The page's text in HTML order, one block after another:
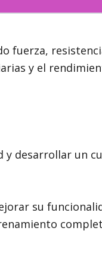
fuerza,
y el
y desarrollar un
su